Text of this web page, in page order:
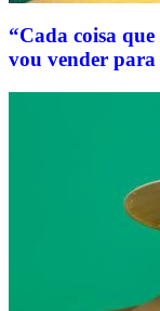
“Cada coisa
vou vender